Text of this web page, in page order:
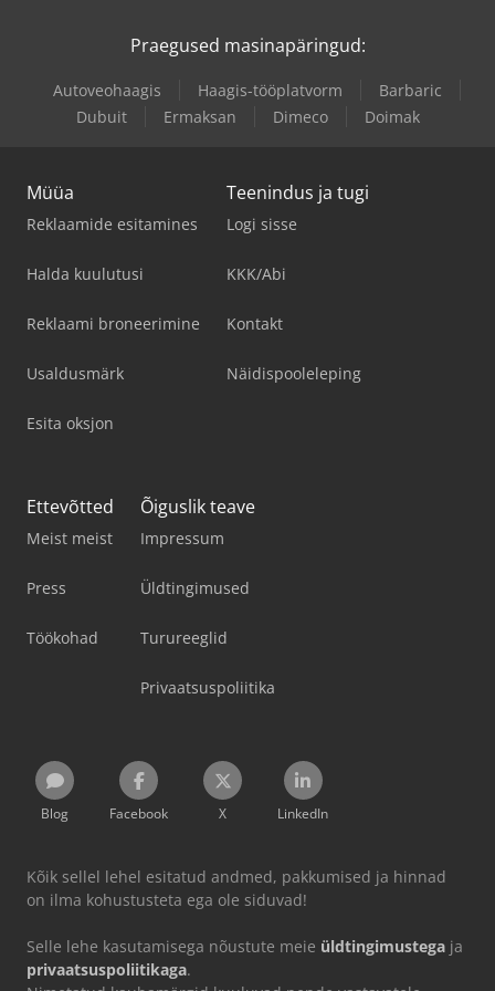
Praegused masinapäringud:
Autoveohaagis Haagis-tööplatvorm
Barbaric
Dubuit
Ermaksan Dimeco Doimak
Müüa
Reklaamide esitamines
Halda kuulutusi
Reklaami broneerimine
Usaldusmärk
Esita oksjon
Teenindus ja tugi
Logi sisse
KKK/Abi
Kontakt
Näidispooleleping
Ettevõtted
Meist meist
Press
Töökohad
Õiguslik teave
Impressum
Üldtingimused
Turureeglid
Privaatsuspoliitika
Blog Facebook X LinkedIn
Kõik sellel lehel esitatud andmed, pakkumised ja hinnad
on ilma kohustusteta ega ole siduvad!
Selle lehe kasutamisega nõustute meie üldtingimustega ja
privaatsuspoliitikaga.